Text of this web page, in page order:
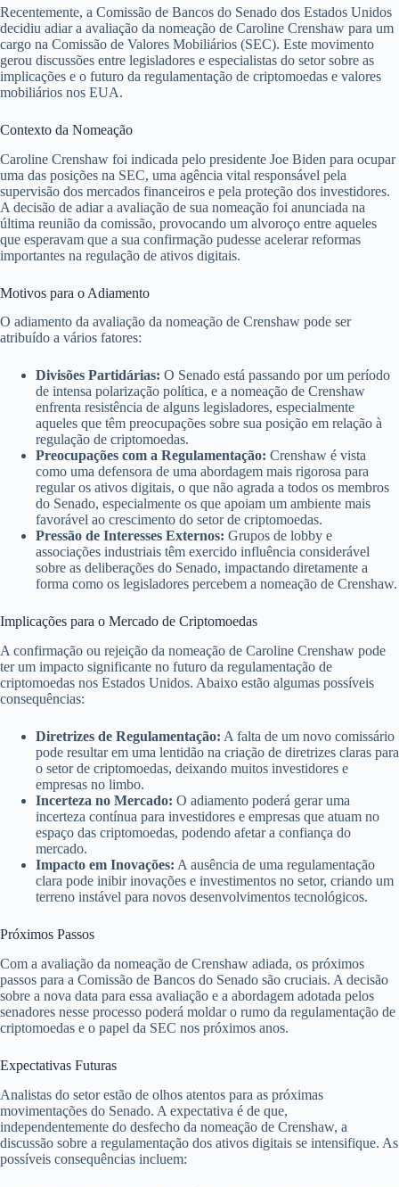
Recentemente, a Comissão de Bancos do Senado dos Estados Unidos
decidiu adiar a avaliação da nomeação de Caroline Crenshaw para um
cargo na Comissão de Valores Mobiliários (SEC). Este movimento
gerou discussões entre legisladores e especialistas do setor sobre as
implicações e o futuro da regulamentação de criptomoedas e valores
mobiliários nos EUA.
Contexto da Nomeação
Caroline Crenshaw foi indicada pelo presidente Joe Biden para ocupar
uma das posições na SEC, uma agência vital responsável pela
supervisão dos mercados financeiros e pela proteção dos investidores.
A decisão de adiar a avaliação de sua nomeação foi anunciada na
última reunião da comissão, provocando um alvoroço entre aqueles
que esperavam que a sua confirmação pudesse acelerar reformas
importantes na regulação de ativos digitais.
Motivos para o Adiamento
O adiamento da avaliação da nomeação de Crenshaw pode ser
atribuído a vários fatores:
Divisões Partidárias: O Senado está passando por um período
de intensa polarização política, e a nomeação de Crenshaw
enfrenta resistência de alguns legisladores, especialmente
aqueles que têm preocupações sobre sua posição em relação à
regulação de criptomoedas.
Preocupações com a Regulamentação: Crenshaw é vista
como uma defensora de uma abordagem mais rigorosa para
regular os ativos digitais, o que não agrada a todos os membros
do Senado, especialmente os que apoiam um ambiente mais
favorável ao crescimento do setor de criptomoedas.
Pressão de Interesses Externos: Grupos de lobby e
associações industriais têm exercido influência considerável
sobre as deliberações do Senado, impactando diretamente a
forma como os legisladores percebem a nomeação de Crenshaw.
Implicações para o Mercado de Criptomoedas
A confirmação ou rejeição da nomeação de Caroline Crenshaw pode
ter um impacto significante no futuro da regulamentação de
criptomoedas nos Estados Unidos. Abaixo estão algumas possíveis
consequências:
Diretrizes de Regulamentação: A falta de um novo comissário
pode resultar em uma lentidão na criação de diretrizes claras para
o setor de criptomoedas, deixando muitos investidores e
empresas no limbo.
Incerteza no Mercado: O adiamento poderá gerar uma
incerteza contínua para investidores e empresas que atuam no
espaço das criptomoedas, podendo afetar a confiança do
mercado.
Impacto em Inovações: A ausência de uma regulamentação
clara pode inibir inovações e investimentos no setor, criando um
terreno instável para novos desenvolvimentos tecnológicos.
Próximos Passos
Com a avaliação da nomeação de Crenshaw adiada, os próximos
passos para a Comissão de Bancos do Senado são cruciais. A decisão
sobre a nova data para essa avaliação e a abordagem adotada pelos
senadores nesse processo poderá moldar o rumo da regulamentação de
criptomoedas e o papel da SEC nos próximos anos.
Expectativas Futuras
Analistas do setor estão de olhos atentos para as próximas
movimentações do Senado. A expectativa é de que,
independentemente do desfecho da nomeação de Crenshaw, a
discussão sobre a regulamentação dos ativos digitais se intensifique. As
possíveis consequências incluem: